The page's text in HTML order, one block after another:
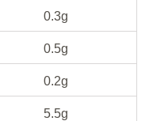
0.3g
0.5g
0.2g
5.5g